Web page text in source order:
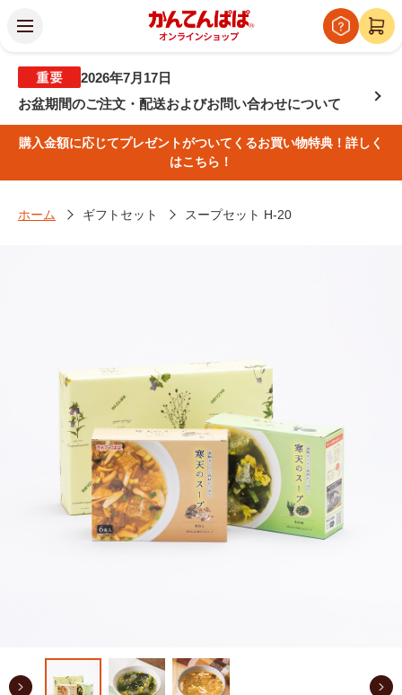
2026年7月17日
お盆期間のご注文・配送およびお問い合わせについて
購入金額に応じてプレゼントがついてくるお買い物特典！詳しく
はこちら！
ホーム ギフトセット スープセット H-20